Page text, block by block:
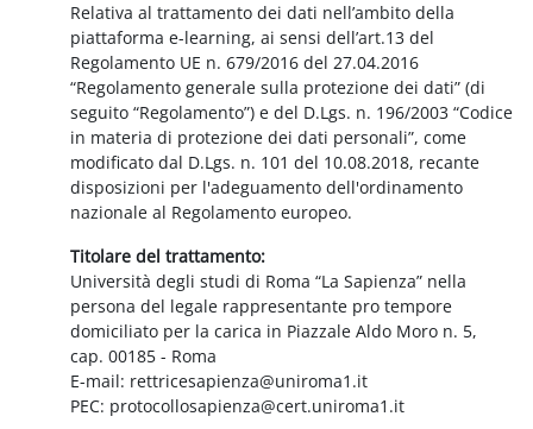
Relativa al trattamento dei dati nell’ambito della
piattaforma e-learning, ai sensi dell’art.13 del
Regolamento UE n. 679/2016 del 27.04.2016
“Regolamento generale sulla protezione dei dati” (di
seguito “Regolamento”) e del D.Lgs. n. 196/2003 “Codice
in materia di protezione dei dati personali”, come
modificato dal D.Lgs. n. 101 del 10.08.2018, recante
disposizioni per l'adeguamento dell'ordinamento
nazionale al Regolamento europeo.
Titolare del trattamento:
Università degli studi di Roma “La Sapienza” nella
persona del legale rappresentante pro tempore
domiciliato per la carica in Piazzale Aldo Moro n. 5,
cap. 00185 - Roma
E-mail: rettricesapienza@uniroma1.it
PEC: protocollosapienza@cert.uniroma1.it